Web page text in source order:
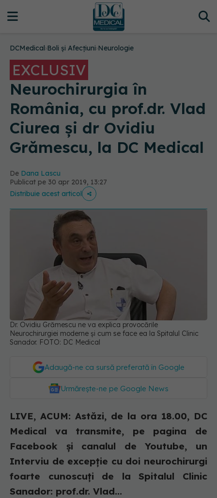
DCMedical›Boli și Afecțiuni›Neurologie
EXCLUSIV
Neurochirurgia în
România, cu prof.dr. Vlad
Ciurea și dr Ovidiu
Grămescu, la DC Medical
De Dana Lascu
Publicat pe 30 apr 2019, 13:27
Distribuie acest articol
Dr. Ovidiu Grămescu ne va explica provocările
Neurochirurgiei moderne și cum se face ea la Spitalul Clinic
Sanador. FOTO: DC Medical
Adaugă-ne ca sursă preferată în Google
Urmărește-ne pe Google News
LIVE, ACUM: Astăzi, de la ora 18.00, DC
Medical va transmite, pe pagina de
Facebook și canalul de Youtube, un
Interviu de excepție cu doi neurochirurgi
foarte cunoscuți de la Spitalul Clinic
Sanador: prof.dr. Vlad...